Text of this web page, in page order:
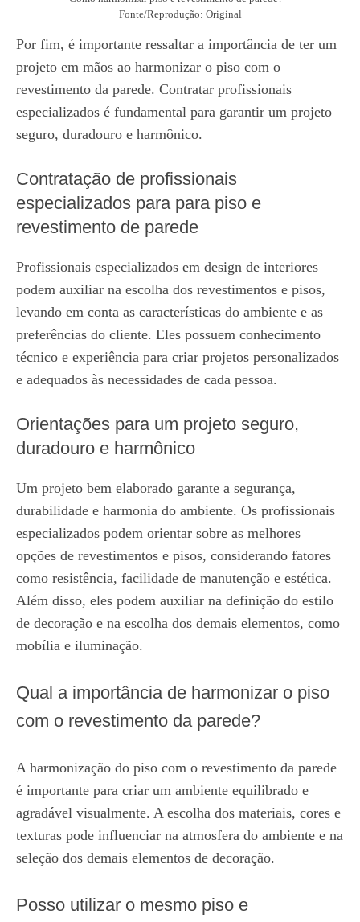
Fonte/Reprodução: Original
Por fim, é importante ressaltar a importância de ter um
projeto em mãos ao harmonizar o piso com o
revestimento da parede. Contratar profissionais
especializados é fundamental para garantir um projeto
seguro, duradouro e harmônico.
Contratação de profissionais
especializados para para piso e
revestimento de parede
Profissionais especializados em design de interiores
podem auxiliar na escolha dos revestimentos e pisos,
levando em conta as características do ambiente e as
preferências do cliente. Eles possuem conhecimento
técnico e experiência para criar projetos personalizados
e adequados às necessidades de cada pessoa.
Orientações para um projeto seguro,
duradouro e harmônico
Um projeto bem elaborado garante a segurança,
durabilidade e harmonia do ambiente. Os profissionais
especializados podem orientar sobre as melhores
opções de revestimentos e pisos, considerando fatores
como resistência, facilidade de manutenção e estética.
Além disso, eles podem auxiliar na definição do estilo
de decoração e na escolha dos demais elementos, como
mobília e iluminação.
Qual a importância de harmonizar o piso
com o revestimento da parede?
A harmonização do piso com o revestimento da parede
é importante para criar um ambiente equilibrado e
agradável visualmente. A escolha dos materiais, cores e
texturas pode influenciar na atmosfera do ambiente e na
seleção dos demais elementos de decoração.
Posso utilizar o mesmo piso e